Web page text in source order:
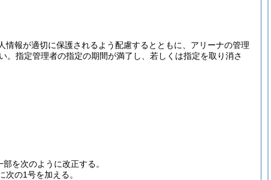
情報が適切に保護されるよう配慮するとともに、アリーナの管理
。 指定管理者の指定の期間が満了し、若しくは指定を取り消さ
部を次のように改正する。
の1号を加える。